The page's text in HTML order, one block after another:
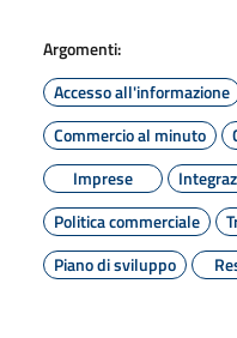
Argomenti:
Accesso all'informazione
Commercio al minuto
Imprese
Politica commerciale
Piano di sviluppo